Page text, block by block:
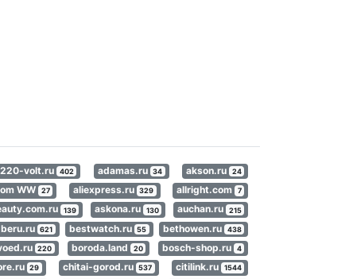
220-volt.ru 402 adamas.ru 34 akson.ru 24
WW 27 aliexpress.ru 329 allright.com 7
139 askona.ru 130 auchan.ru 215
beru.ru 621 bestwatch.ru 55 bethowen.ru 438
220 boroda.land 20 bosch-shop.ru 4
29 chitai-gorod.ru 537 citilink.ru 1544